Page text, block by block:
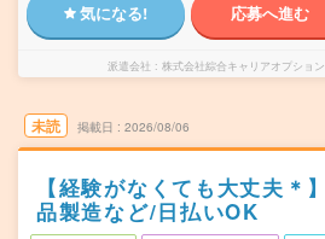
気になる! 応募へ進む
派遣会社 株式会社綜合キャリアオプショ
未読 掲載日 2026/08/06
【経験がなくても大丈夫＊
品製造など/日払いOK